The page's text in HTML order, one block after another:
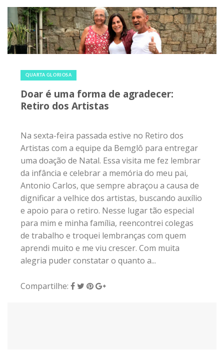
QUARTA GLORIOSA
Doar é uma forma de agradecer:
Retiro dos Artistas
Na sexta-feira passada estive no Retiro dos
Artistas com a equipe da Bemglô para entregar
uma doação de Natal. Essa visita me fez lembrar
da infância e celebrar a memória do meu pai,
Antonio Carlos, que sempre abraçou a causa de
dignificar a velhice dos artistas, buscando auxílio
e apoio para o retiro. Nesse lugar tão especial
para mim e minha família, reencontrei colegas
de trabalho e troquei lembranças com quem
aprendi muito e me viu crescer. Com muita
alegria puder constatar o quanto a...
Compartilhe: